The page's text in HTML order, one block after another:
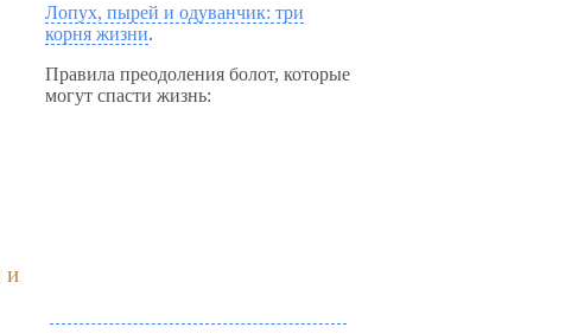
и
Лопух, пырей и одуванчик: три
корня жизни.
Правила преодоления болот, которые
могут спасти жизнь: